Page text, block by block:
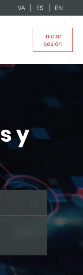
VA ES EN
Iniciar
sesión
y